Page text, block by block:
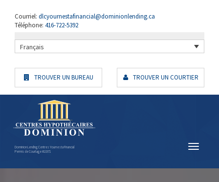
Courriel: dlcyournestafinancial@dominionlending.ca
Téléphone: 416-722-5392
Français
TROUVER UN BUREAU TROUVER UN COURTIER
Dominion Lending Centres Yournesta Financial
Permis de Courtage #13371